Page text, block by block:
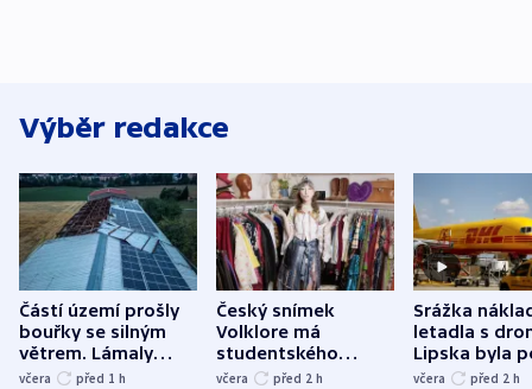
Výběr redakce
Částí území prošly
bouřky se silným
větrem. Lámaly
stromy a poničily
včera před 1 h
Český snímek
Volklore má
studentského
Oscara, zabojuje o
včera před 2 h
Srážka
letadla s
Lipska byla
německého
včera před 2 h